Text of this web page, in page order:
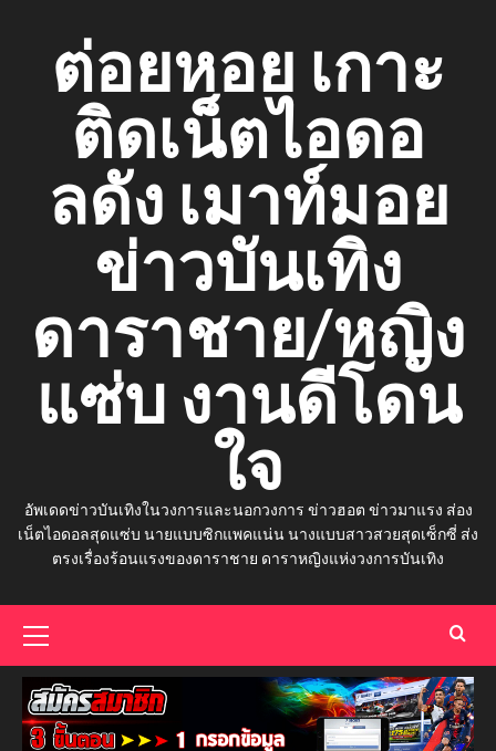
contentต่อยหอย เกาะ
ติดเน็ตไอดอ
ลดัง เมาท์มอย
ข่าวบันเทิง
ดาราชาย/หญิง
แซ่บ งานดีโดน
ใจ
อัพเดดข่าวบันเทิงในวงการและนอกวงการ ข่าวฮอต ข่าวมาแรง ส่อง
เน็ตไอดอลสุดแซ่บ นายแบบซิกแพคแน่น นางแบบสาวสวยสุดเซ็กซี่ ส่ง
ตรงเรื่องร้อนแรงของดาราชาย ดาราหญิงแห่งวงการบันเทิง
Menu